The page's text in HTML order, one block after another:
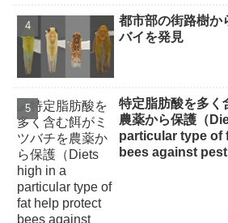
都市部の街路樹か
バイを発見
特定脂肪酸を多く
農薬から保護（
particular type of
bees against